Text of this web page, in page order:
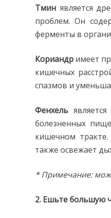
Тмин является
проблем. Он
ферменты в
Кориандр имеет
кишечных
спазмов и
Фенхель
болезненных
кишечном
также освежает
* Примечание:
2. Ешьте большую